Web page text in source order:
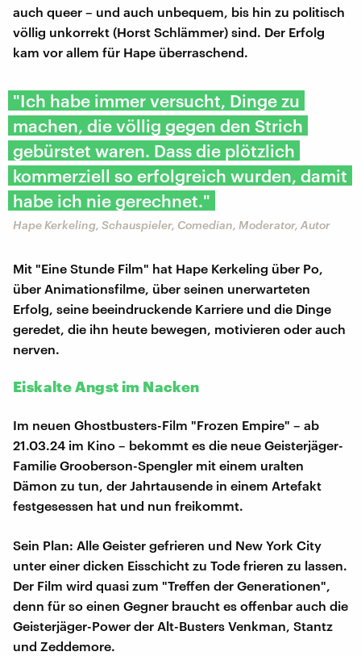
auch queer – und auch unbequem, bis hin zu politisch
völlig unkorrekt (Horst Schlämmer) sind. Der Erfolg
kam vor allem für Hape überraschend.
"Ich habe immer versucht, Dinge zu
machen, die völlig gegen den Strich
gebürstet waren. Dass die plötzlich
kommerziell so erfolgreich wurden, damit
habe ich nie gerechnet."
Hape Kerkeling, Schauspieler, Comedian, Moderator, Autor
Mit "Eine Stunde Film" hat Hape Kerkeling über Po,
über Animationsfilme, über seinen unerwarteten
Erfolg, seine beeindruckende Karriere und die Dinge
geredet, die ihn heute bewegen, motivieren oder auch
nerven.
Eiskalte Angst im Nacken
Im neuen Ghostbusters-Film "Frozen Empire" – ab
21.03.24 im Kino – bekommt es die neue Geisterjäger-
Familie Grooberson-Spengler mit einem uralten
Dämon zu tun, der Jahrtausende in einem Artefakt
festgesessen hat und nun freikommt.
Sein Plan: Alle Geister gefrieren und New York City
unter einer dicken Eisschicht zu Tode frieren zu lassen.
Der Film wird quasi zum "Treffen der Generationen",
denn für so einen Gegner braucht es offenbar auch die
Geisterjäger-Power der Alt-Busters Venkman, Stantz
und Zeddemore.